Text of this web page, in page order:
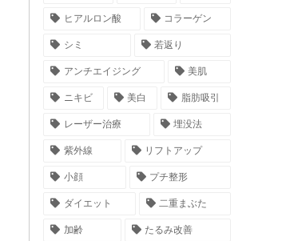
ヒアルロン酸 コラーゲン
シミ 若返り
アンチエイジング 美肌
ニキビ 美白 脂肪吸引
レーザー治療 埋没法
紫外線 リフトアップ
小顔 プチ整形
ダイエット 二重まぶた
加齢 たるみ改善